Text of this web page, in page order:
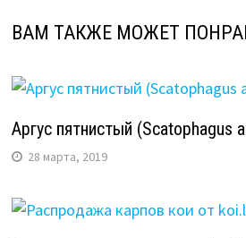
ВАМ ТАКЖЕ МОЖЕТ
Аргус пятнистый (Scatophagus
28 марта, 2019